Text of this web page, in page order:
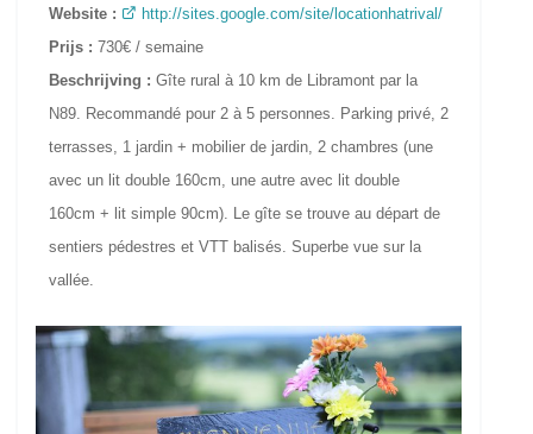
Website :
http://sites.google.com/site/locationhatrival/
Prijs : 730€ / semaine
Beschrijving : Gîte rural à 10 km de Libramont par la
N89. Recommandé pour 2 à 5 personnes. Parking privé, 2
terrasses, 1 jardin + mobilier de jardin, 2 chambres (une
avec un lit double 160cm, une autre avec lit double
160cm + lit simple 90cm). Le gîte se trouve au départ de
sentiers pédestres et VTT balisés. Superbe vue sur la
vallée.